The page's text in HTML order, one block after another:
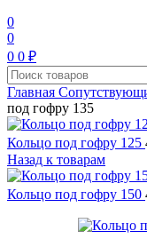
0
0
0 0 ₽
Главная
под гофру 135
Кольцо под гофру 125
Назад к товарам
Кольцо под гофру 150